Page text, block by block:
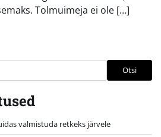
Tolmuimeja ei ole […]
Otsi
valmistuda retkeks järvele